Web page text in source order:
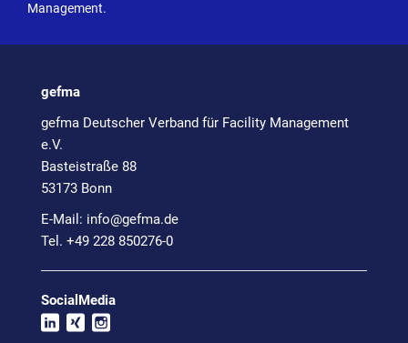
Management.
gefma
gefma Deutscher Verband für Facility Management
e.V.
Basteistraße 88
53173 Bonn
E-Mail: info@gefma.de
Tel. +49 228 850276-0
SocialMedia